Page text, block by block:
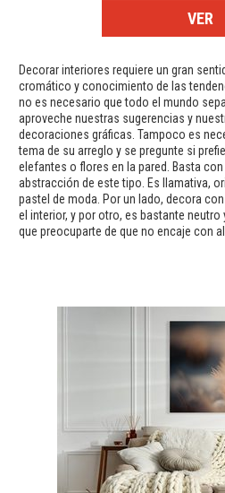
VER
Decorar interiores requiere un gran
cromático y conocimiento de las
no es necesario que todo el mundo
aproveche nuestras sugerencias y
decoraciones gráficas. Tampoco es
tema de su arreglo y se pregunte si
elefantes o flores en la pared. Basta
abstracción de este tipo. Es llamativa,
pastel de moda. Por un lado, decora
el interior, y por otro, es bastante
que preocuparte de que no encaje con